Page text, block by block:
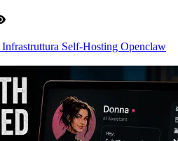
Infrastruttura Self-Hosting Openclaw